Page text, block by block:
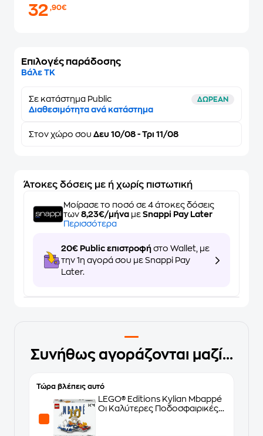
32,90€
Επιλογές παράδοσης
Βάλε ΤΚ
Σε κατάστημα Public ΔΩΡΕΑΝ
Διαθεσιμότητα ανά κατάστημα
Στον χώρο σου Δευ 10/08 - Τρι 11/08
Άτοκες δόσεις με ή χωρίς πιστωτική
Μοίρασε το ποσό σε 4 άτοκες δόσεις
των 8,23€/μήνα με Snappi Pay Later
Περισσότερα
20€ Public επιστροφή στο Wallet, με
την 1η αγορά σου με Snappi Pay
Later.
Συνήθως αγοράζονται μαζί...
Τώρα βλέπεις αυτό
LEGO® Editions Kylian Mbappé
Οι Καλύτερες Ποδοσφαιρικές